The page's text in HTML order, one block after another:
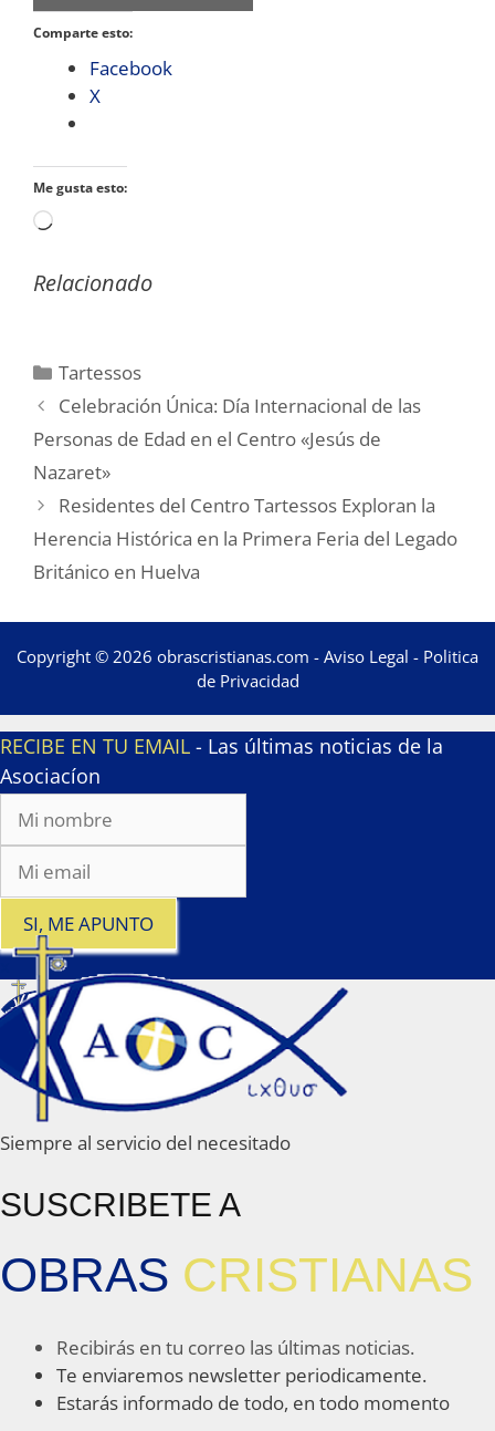
Comparte esto:
Facebook
X
Me gusta esto:
Cargando...
Relacionado
Categorías
Tartessos
Celebración Única: Día Internacional de las
Personas de Edad en el Centro «Jesús de
Nazaret»
Residentes del Centro Tartessos Exploran la
Herencia Histórica en la Primera Feria del Legado
Británico en Huelva
Copyright © 2026 obrascristianas.com - Aviso Legal - Politica
de Privacidad
RECIBE EN TU EMAIL - Las últimas noticias de la
Asociacíon
SI, ME APUNTO
Siempre al servicio del necesitado
SUSCRIBETE A
OBRAS CRISTIANAS
Recibirás en tu correo las últimas noticias.
Te enviaremos newsletter periodicamente.
Estarás informado de todo, en todo momento